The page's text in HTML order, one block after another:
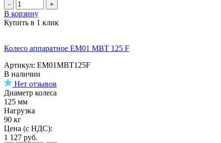
- +
В корзину
Купить в 1 клик
Колесо аппаратное EM01 MBT 125 F
Артикул: EM01MBT125F
В наличии
Нет отзывов
Диаметр колеса
125 мм
Нагрузка
90 кг
Цена (с НДС):
1 127 руб.